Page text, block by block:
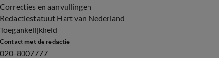
Correcties en aanvullingen
Redactiestatuut Hart van Nederland
Toegankelijkheid
Contact met de redactie
020-8007777